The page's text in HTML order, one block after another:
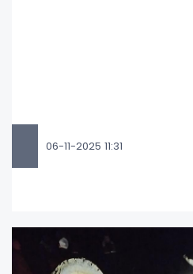
06-11-2025 11:31